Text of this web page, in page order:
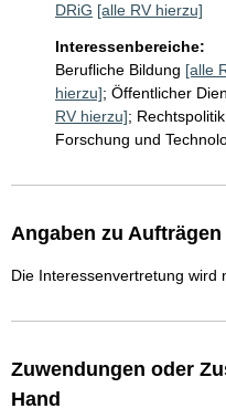
DRiG [alle RV hierzu]
Interessenbereiche:
Berufliche Bildung [alle
hierzu]; Öffentlicher
RV hierzu]; Rechtspolitik
Forschung und
Angaben zu Aufträgen
Die Interessenvertretung wird
Zuwendungen oder
Hand